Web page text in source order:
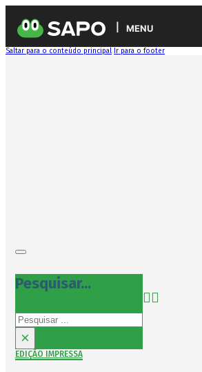
MENU
Saltar para o conteúdo principal Ir para o footer
Pesquisar...
Pesquisar
×
EDIÇÃO IMPRESSA